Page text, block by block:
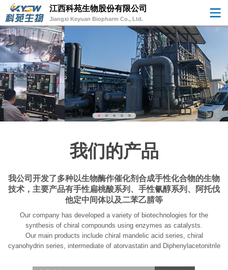
江西科苑生物股份有限公司
Jiangxi Keyuan Biopharm Co., Ltd.
我们的产品
我公司开发了多种以生物酶作催化剂合成手性化合物的生物
技术，主要产品有手性扁桃酸系列、手性氰醇系列、阿托伐
他定中间体以及二苯乙腈等
Our company has developed a variety of biotechnologies for the
synthesis of chiral compounds using enzymes as catalysts.
Our main products include chiral mandelic acid series, chiral
cyanohydrin series, intermediate of atorvastatin and Diphenylacetonitrile